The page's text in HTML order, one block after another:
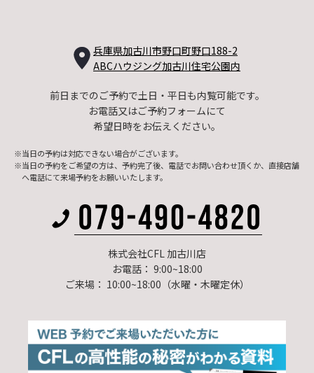
兵庫県加古川市野口町野口188-2
ABCハウジング加古川住宅公園内
前日までのご予約で土日・平日も内覧可能です。
お電話又はご予約フォームにて
希望日時をお伝えください。
※当日の予約は対応できない場合がございます。
※当日の予約をご希望の方は、予約完了後、電話でお問い合わせ頂くか、 直接店舗
へ電話にて来場予約をお願いいたします。
株式会社CFL 加古川店
お電話： 9:00~18:00
ご来場： 10:00~18:00（水曜・木曜定休）